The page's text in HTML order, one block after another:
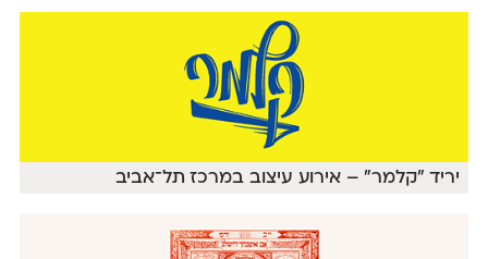
יריד "קלמר" – אירוע עיצוב במרכז תל־אביב